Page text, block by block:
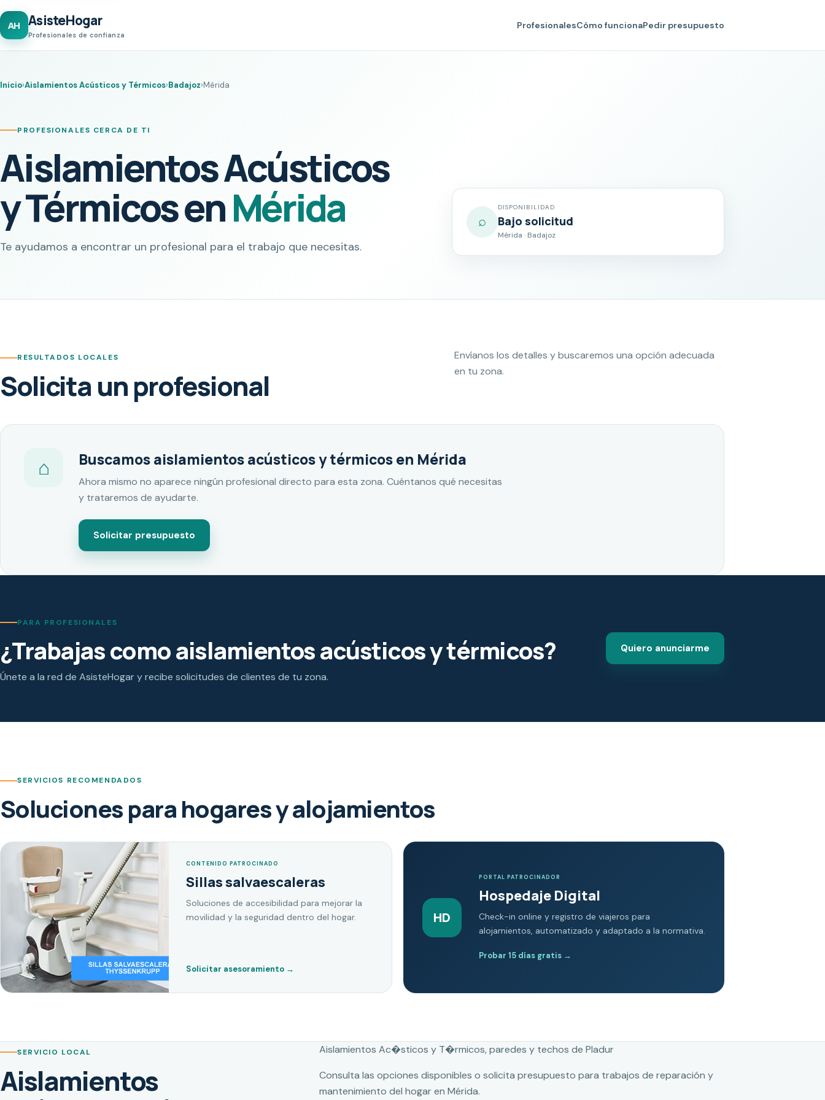
AH AsisteHogar
Profesionales de confianza
ProfesionalesCómo funcionaPedir presupuesto
Inicio›Aislamientos Acústicos y Térmicos›Badajoz›Mérida
PROFESIONALES CERCA DE TI
Aislamientos Acústicos
y Térmicos enMérida
Te ayudamos a encontrar un profesional para el trabajo que necesitas.
⌕
DISPONIBILIDAD
Bajo solicitud
Mérida · Badajoz
RESULTADOS LOCALES
Solicita un profesional
Envíanos los detalles y buscaremos una opción adecuada
en tu zona.
⌂ Buscamos aislamientos acústicos y térmicos en Mérida
Ahora mismo no aparece ningún profesional directo para esta zona. Cuéntanos qué necesitas
y trataremos de ayudarte.
Solicitar presupuesto
PARA PROFESIONALES
¿Trabajas como aislamientos acústicos y térmicos?
Únete a la red de AsisteHogar y recibe solicitudes de clientes de tu zona.
Quiero anunciarme
SERVICIOS RECOMENDADOS
Soluciones para hogares y alojamientos
CONTENIDO PATROCINADO
Sillas salvaescaleras
Soluciones de accesibilidad para mejorar la
movilidad y la seguridad dentro del hogar.
Solicitar asesoramiento →
HD
PORTAL PATROCINADOR
Hospedaje Digital
Check-in online y registro de viajeros para
alojamientos, automatizado y adaptado a la normativa.
Probar 15 días gratis →
SERVICIO LOCAL
Aislamientos
Aislamientos Ac�sticos y T�rmicos, paredes y techos de Pladur
Consulta las opciones disponibles o solicita presupuesto para trabajos de reparación y
mantenimiento del hogar en Mérida.